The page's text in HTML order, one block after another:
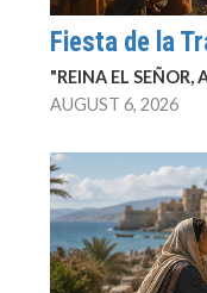
Fiesta de la
"REINA EL SEÑOR,
AUGUST 6, 2026